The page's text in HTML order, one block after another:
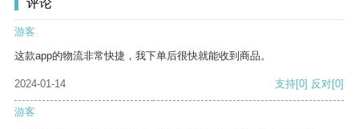
评论
游客
这款app的物流非常快捷，我下单后很快就能收到商品。
2024-01-14 支持[0] 反对[0]
游客